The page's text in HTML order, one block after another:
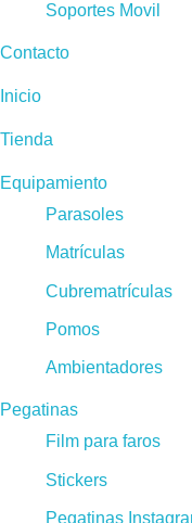
Soportes Movil
Contacto
Inicio
Tienda
Equipamiento
Parasoles
Matrículas
Cubrematrículas
Pomos
Ambientadores
Pegatinas
Film para faros
Stickers
Pegatinas